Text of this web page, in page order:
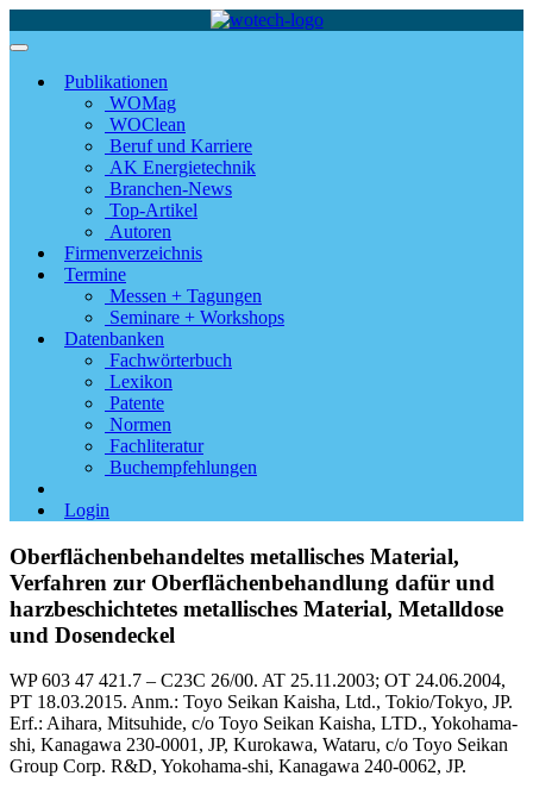
Publikationen
WOMag
WOClean
Beruf und Karriere
AK Energietechnik
Branchen-News
Top-Artikel
Autoren
Firmenverzeichnis
Termine
Messen + Tagungen
Seminare + Workshops
Datenbanken
Fachwörterbuch
Lexikon
Patente
Normen
Fachliteratur
Buchempfehlungen
Login
Oberflächenbehandeltes metallisches Material,
Verfahren zur Oberflächenbehandlung dafür und
harzbeschichtetes metallisches Material, Metalldose
und Dosendeckel
WP 603 47 421.7 – C23C 26/00. AT 25.11.2003; OT 24.06.2004,
PT 18.03.2015. Anm.: Toyo Seikan Kaisha, Ltd., Tokio/Tokyo, JP.
Erf.: Aihara, Mitsuhide, c/o Toyo Seikan Kaisha, LTD., Yokohama-
shi, Kanagawa 230-0001, JP, Kurokawa, Wataru, c/o Toyo Seikan
Group Corp. R&D, Yokohama-shi, Kanagawa 240-0062, JP.